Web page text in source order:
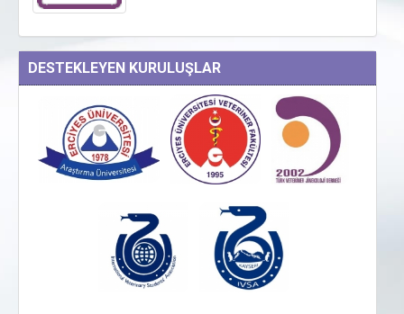
DESTEKLEYEN KURULUŞLAR